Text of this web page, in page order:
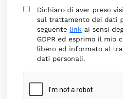
Dichiaro di aver preso
sul trattamento dei dati
seguente link ai sensi
GDPR ed esprimo il mio
libero ed informato al
dati personali.